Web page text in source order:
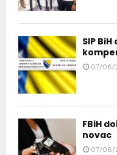
SIP
07/08/
FBiH
novac
07/08/